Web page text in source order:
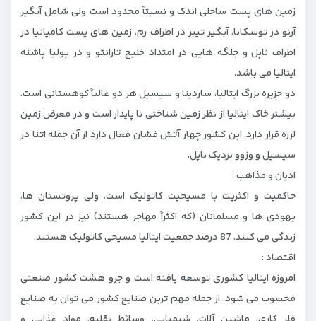
زمین های پست ساحلی اندک و نسبتاً محدود است ولی شامل آبگیر
آرنو در توسکانا، آبگیر تیبر در اطراف رم، زمین های پست کامپانیا در
اطراف ناپل و جلگه ‌هایی در امتداد خلیج تارانتو و در پولیا پاشنه
ایتالیا می‌ باشد.
دو جزیره بزرگ ایتالیا، ساردینا و سیسیل هر دو غالباً کوهستانی است.
بیشتر خاک ایتالیا از نظر زمین شناختی نا پایدار است و در معرض زمین
لرزه قرار دارد. این کشور چهار آتش فشان فعال دارد از آن جمله اتنا در
سیسیل و وزوو نزدیک ناپل.
ادیان و مذاهب :
حاکمیت و اکثریت با مسیحیت کاتولیک است، ولی پروتستان ‌ها،
یهودی ‌ها و مسلمانان (که اکثراً مهاجر هستند) نیز در این کشور
زندگی می ‌کنند. 87 درصد جمعیت ایتالیا مسیحی کاتولیک هستند.
اقتصاد :
امروزه ایتالیا کشوری توسعه یافته است و جزو هشت کشور صنعتی
محسوب می شود. از جمله مهم ‌ترین صنایع کشور می‌ توان به صنایع